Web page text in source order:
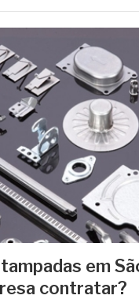
em
contratar?